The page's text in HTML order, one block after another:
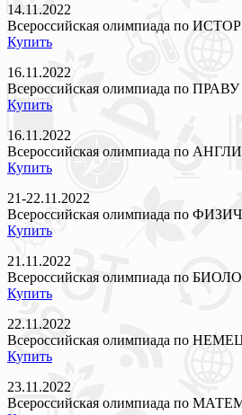
14.11.2022
Всероссийская олимпиада по
Купить
16.11.2022
Всероссийская олимпиада по ПРАВУ
Купить
16.11.2022
Всероссийская олимпиада по
Купить
21-22.11.2022
Всероссийская олимпиада по
Купить
21.11.2022
Всероссийская олимпиада по
Купить
22.11.2022
Всероссийская олимпиада по
Купить
23.11.2022
Всероссийская олимпиада по